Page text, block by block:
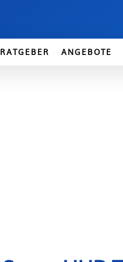
RATGEBER ANGEBOTE